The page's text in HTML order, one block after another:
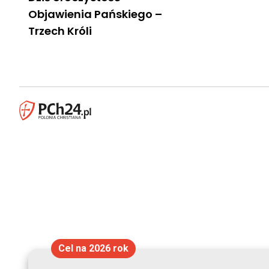
Objawienia Pańskiego –
Trzech Króli
Cel na 2026 rok